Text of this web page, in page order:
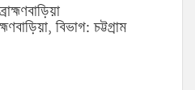
বিভাগ: চট্টগ্রাম